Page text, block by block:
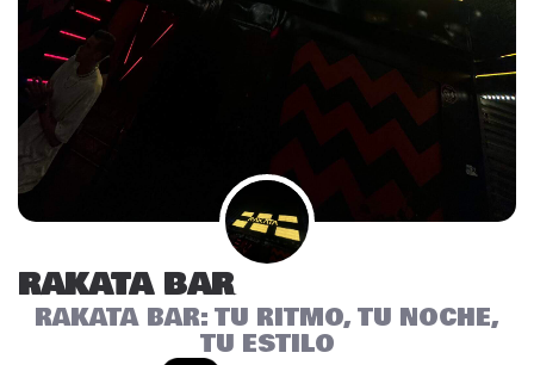
RAKATA BAR
RAKATA BAR: TU RITMO, TU NOCHE,
TU ESTILO